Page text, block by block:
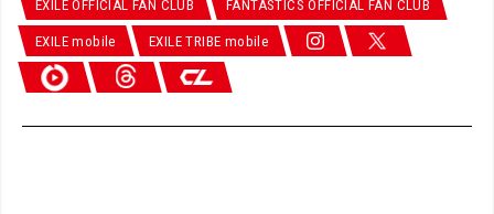
EXILE OFFICIAL FAN CLUB FANTASTICS OFFICIAL FAN CLUB
EXILE mobile EXILE TRIBE mobile